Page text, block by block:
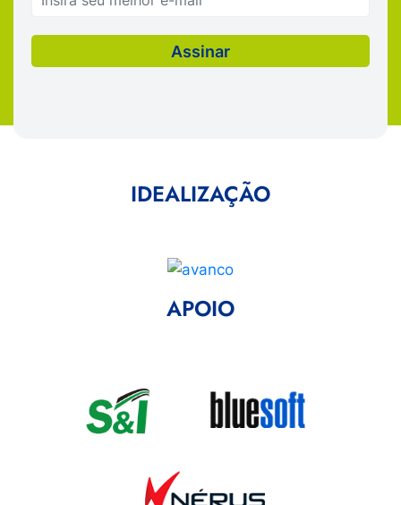
IDEALIZAÇÃO
APOIO